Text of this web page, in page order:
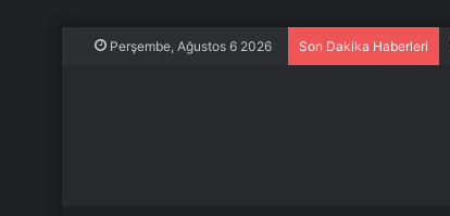
Perşembe, Ağustos 6 2026 Son Dakika Haberleri